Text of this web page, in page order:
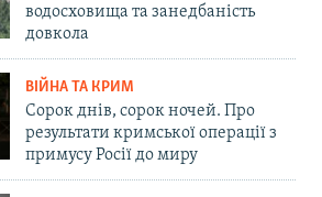
водосховища та занедбаність
довкола
ВІЙНА ТА КРИМ
Сорок днів, сорок ночей. Про
результати кримської операції з
примусу Росії до миру